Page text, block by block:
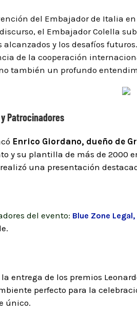
del Embajador de Italia en
el Embajador Colella
alcanzados y los desafíos
de la cooperación
también un profundo
Patrocinadores
Enrico Giordano, dueño de
y su plantilla de más de 2000
una presentación
del evento: Blue Zone Legal,
entrega de los premios
perfecto para la
único.